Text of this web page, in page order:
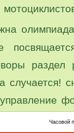
олимпиада
раздел
случается!
управление
Часовой